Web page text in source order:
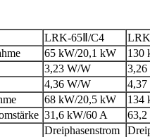
LRK-65Ⅱ/C4
65 kW/20,1 kW
130
3,23 W/W
4,36 W/W
68 kW/20,5 kW
134
31,6 kW/60 A
Dreiphasenstrom